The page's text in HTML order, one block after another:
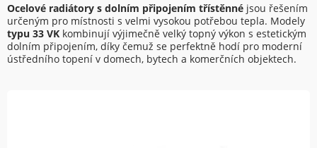
Ocelové radiátory s dolním připojením třístěnné jsou řešením
určeným pro místnosti s velmi vysokou potřebou tepla. Modely
typu 33 VK kombinují výjimečně velký topný výkon s estetickým
dolním připojením, díky čemuž se perfektně hodí pro moderní
ústředního topení v domech, bytech a komerčních objektech.